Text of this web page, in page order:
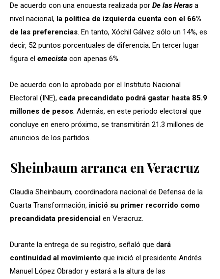
De acuerdo con una encuesta realizada por De las Heras a
nivel nacional, la política de izquierda cuenta con el 66%
de las preferencias. En tanto, Xóchil Gálvez sólo un 14%, es
decir, 52 puntos porcentuales de diferencia. En tercer lugar
figura el emecista con apenas 6%.
De acuerdo con lo aprobado por el Instituto Nacional
Electoral (INE), cada precandidato podrá gastar hasta 85.9
millones de pesos. Además, en este periodo electoral que
concluye en enero próximo, se transmitirán 21.3 millones de
anuncios de los partidos.
Sheinbaum arranca en Veracruz
Claudia Sheinbaum, coordinadora nacional de Defensa de la
Cuarta Transformación, inició su primer recorrido como
precandidata presidencial en Veracruz.
Durante la entrega de su registro, señaló que dará
continuidad al movimiento que inició el presidente Andrés
Manuel López Obrador y estará a la altura de las